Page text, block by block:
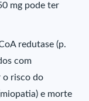
mg pode ter
redutase (p.
com
o risco do
e morte